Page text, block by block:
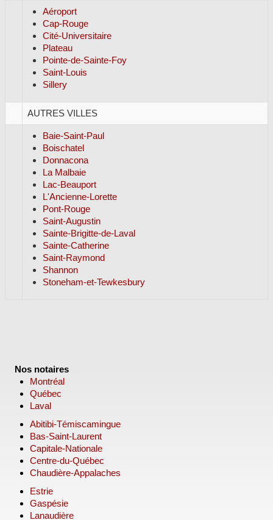
Aéroport
Cap-Rouge
Cité-Universitaire
Plateau
Pointe-de-Sainte-Foy
Saint-Louis
Sillery
AUTRES VILLES
Baie-Saint-Paul
Boischatel
Donnacona
La Malbaie
Lac-Beauport
L'Ancienne-Lorette
Pont-Rouge
Saint-Augustin
Sainte-Brigitte-de-Laval
Sainte-Catherine
Saint-Raymond
Shannon
Stoneham-et-Tewkesbury
Nos notaires
Montréal
Québec
Laval
Abitibi-Témiscamingue
Bas-Saint-Laurent
Capitale-Nationale
Centre-du-Québec
Chaudière-Appalaches
Estrie
Gaspésie
Lanaudière